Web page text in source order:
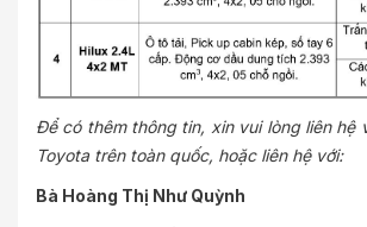
Để có thêm thông tin, xin vui lòng liên hệ
Toyota trên toàn quốc, hoặc liên hệ với:
Bà Hoàng Thị Như Quỳnh